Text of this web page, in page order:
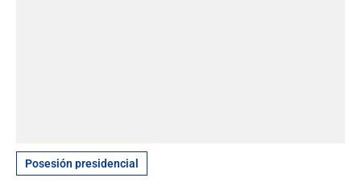
Posesión presidencial